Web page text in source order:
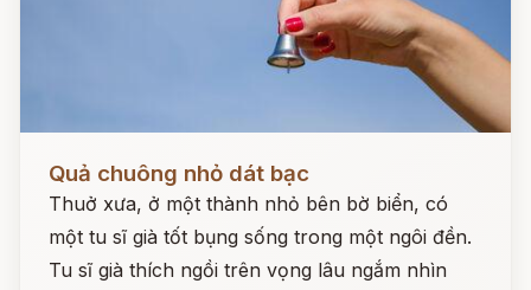
Quả chuông nhỏ dát bạc
Thuở xưa, ở một thành nhỏ bên bờ biển, có
một tu sĩ già tốt bụng sống trong một ngôi đền.
Tu sĩ già thích ngồi trên vọng lâu ngắm nhìn